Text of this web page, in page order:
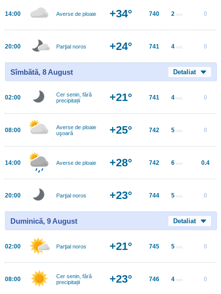
14:00 Averse de ploaie +34° 740 2 m/s 0
20:00 Parţial noros +24° 741 4 m/s 0
Sîmbătă, 8 August Detaliat
02:00
Cer senin, fără
precipitații
+21° 741 4 m/s 0
08:00
Averse de ploaie
uşoară
+25° 742 5 m/s 0
14:00 Averse de ploaie +28° 742 6 m/s 0.4
20:00 Parţial noros +23° 744 5 m/s 0
Duminică, 9 August Detaliat
02:00 Parţial noros +21° 745 5 m/s 0
08:00
Cer senin, fără
precipitații
+23° 746 4 m/s 0